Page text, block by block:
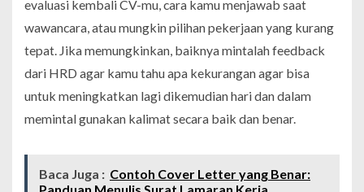
evaluasi kembali CV-mu, cara kamu menjawab saat
wawancara, atau mungkin pilihan pekerjaan yang kurang
tepat. Jika memungkinkan, baiknya mintalah feedback
dari HRD agar kamu tahu apa kekurangan agar bisa
untuk meningkatkan lagi dikemudian hari dan dalam
memintal gunakan kalimat secara baik dan benar.
Baca Juga : Contoh Cover Letter yang Benar: